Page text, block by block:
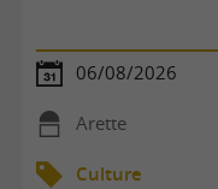
06/08/2026
Arette
Culture